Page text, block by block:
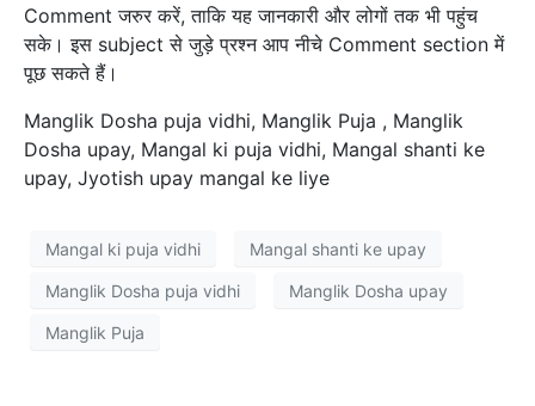
Comment जरुर करें, ताकि यह जानकारी और लोगों तक भी पहुंच
सके। इस subject से जुड़े प्रश्न आप नीचे Comment section में
पूछ सकते हैं।
Manglik Dosha puja vidhi, Manglik Puja , Manglik
Dosha upay, Mangal ki puja vidhi, Mangal shanti ke
upay, Jyotish upay mangal ke liye
Mangal ki puja vidhi Mangal shanti ke upay
Manglik Dosha puja vidhi Manglik Dosha upay
Manglik Puja